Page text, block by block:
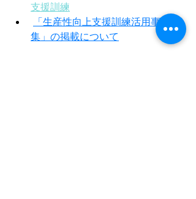
支援訓練
「生産性向上支援訓練活用事例
集」の掲載について